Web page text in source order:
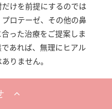
けを前提にするのでは
ロテーゼ、その他の鼻
った治療をご提案しま
あれば、無理にヒアル
りません。
える経験と症例実績